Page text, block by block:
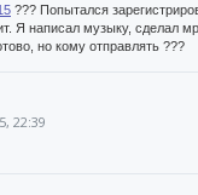
??? Попытался
Я написал музыку, сделал
но кому отправлять ???
22:39